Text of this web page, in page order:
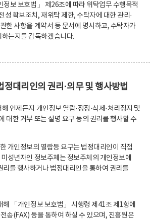
정보 보호법」 제26조에 따라 위탁업무 수행목적
성 확보조치, 재위탁 제한, 수탁자에 대한 관리·
한 사항을 계약서 등 문서에 명시하고, 수탁자가
는지를 감독하겠습니다.
정대리인의 권리·의무 및 행사방법
언제든지 개인정보 열람·정정·삭제·처리정지 및
대한 거부 또는 설명 요구 등의 권리를 행사할 수
개인정보의 열람등 요구는 법정대리인이 직접
성년자인 정보주체는 정보주체의 개인정보에
리를 행사하거나 법정대리인을 통하여 권리를
해 「개인정보 보호법」 시행령 제41조 제1항에
송(FAX) 등을 통하여 하실 수 있으며, 진흥원은